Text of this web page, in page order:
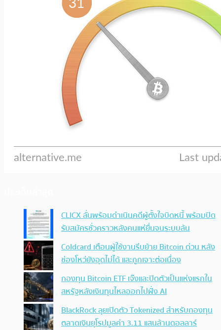
CLICX ลั่นพร้อมดำเนินคดีผู้ตั้งใจบิดหนี้ พร้อมปิด
รับสมัครชั่วคราวหลังคนแห่ยื่นจนระบบล้น
Coldcard เตือนผู้ใช้งานรีบย้าย Bitcoin ด่วน หลัง
ช่องโหว่ยังอุดไม่ได้ และถูกเจาะต่อเนื่อง
กองทุน Bitcoin ETF เจ๊งและปิดตัวเป็นแห่งแรกใน
สหรัฐหลังเงินทุนไหลออกไปฝั่ง AI
BlackRock ลุยเปิดตัว Tokenized สำหรับกองทุน
ตลาดเงินยุโรปมูลค่า 3.11 แสนล้านดอลลาร์